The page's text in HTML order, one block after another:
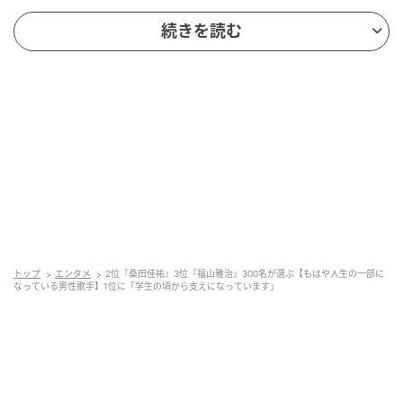
主人公も、カラオケで聴いた曲も、どの時代の思い出にも彼が
いたので選びました。（30歳/女性）
続きを読む
トップ エンタメ
2位『桑田佳祐』3位『福山雅治』300名が選ぶ【もはや人生の一部に
なっている男性歌手】1位に「学生の頃から支えになっています」